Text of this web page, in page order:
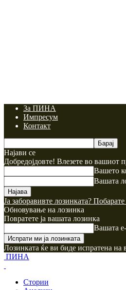
За ПИНА
Импресум
Контакт
Најави се
Добредојдовте! Влезете во вашиот
Вашето
Вашата
Ја заборавивте лозинката?
Обновување на лозинка
Повратете ја вашата лозинка
Вашата
Лозинката ќе ви биде испратена на
ПИНА
Стории